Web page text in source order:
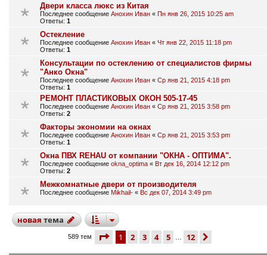
Двери класса люкс из Китая
Последнее сообщение Анохин Иван « Пн янв 26, 2015 10:25 am
Ответы: 1
Остекление
Последнее сообщение Анохин Иван « Чт янв 22, 2015 11:18 pm
Ответы: 1
Консультации по остеклению от специалистов фирмы
"Анко Окна"
Последнее сообщение Анохин Иван « Ср янв 21, 2015 4:18 pm
Ответы: 1
РЕМОНТ ПЛАСТИКОВЫХ ОКОН 505-17-45
Последнее сообщение Анохин Иван « Ср янв 21, 2015 3:58 pm
Ответы: 2
Факторы экономии на окнах
Последнее сообщение Анохин Иван « Ср янв 21, 2015 3:53 pm
Ответы: 1
Окна ПВХ REHAU от компании "ОКНА - ОПТИМА".
Последнее сообщение okna_optima « Вт дек 16, 2014 12:12 pm
Ответы: 2
Межкомнатные двери от производителя
Последнее сообщение Mikhail- « Вс дек 07, 2014 3:49 pm
новаятема
589 тем страница 1 из 12
1 2 3 4 5 12